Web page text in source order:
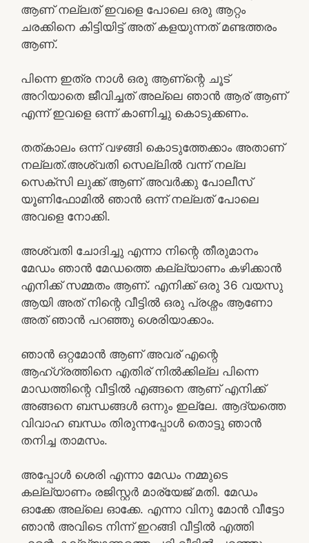
ആണ് നല്ലത് ഇവളെ പോലെ ഒരു ആറ്റം
ചരക്കിനെ കിട്ടിയിട്ട് അത് കളയുന്നത് മണ്ടത്തരം
ആണ്.
പിന്നെ ഇത്ര നാൾ ഒരു ആണ്ന്റെ ചൂട്
അറിയാതെ ജീവിച്ചത് അല്ലെ ഞാൻ ആര് ആണ്
എന്ന് ഇവളെ ഒന്ന് കാണിച്ചു കൊടുക്കണം.
തത്കാലം ഒന്ന് വഴങ്ങി കൊടുത്തേക്കാം അതാണ്
നല്ലത്.അശ്വതി സെല്ലിൽ വന്ന് നല്ല
സെക്സി ലുക്ക്‌ ആണ് അവർക്കു പോലീസ്
യൂണിഫോമിൽ ഞാൻ ഒന്ന് നല്ലത് പോലെ
അവളെ നോക്കി.
അശ്വതി ചോദിച്ചു എന്നാ നിന്റെ തീരുമാനം
മേഡം ഞാൻ മേഡത്തെ കല്ല്യാണം കഴിക്കാൻ
എനിക്ക് സമ്മതം ആണ്. എനിക്ക് ഒരു 36 വയസു
ആയി അത് നിന്റെ വീട്ടിൽ ഒരു പ്രശ്നം ആണോ
അത് ഞാൻ പറഞ്ഞു ശെരിയാക്കാം.
ഞാൻ ഒറ്റമോൻ ആണ് അവര് എന്റെ
ആഹ്ഗ്രത്തിനെ എതിര് നിൽക്കില്ല പിന്നെ
മാഡത്തിന്റെ വീട്ടിൽ എങ്ങനെ ആണ് എനിക്ക്
അങ്ങനെ ബന്ധങ്ങൾ ഒന്നും ഇല്ലേ. ആദ്യത്തെ
വിവാഹ ബന്ധം തിരുന്നപ്പോൾ തൊട്ടു ഞാൻ
തനിച്ച താമസം.
അപ്പോൾ ശെരി എന്നാ മേഡം നമ്മുടെ
കല്ല്യാണം രജിസ്റ്റർ മാര്യേജ് മതി. മേഡം
ഓക്കേ അല്ലെ ഓക്കേ. എന്നാ വിനു മോൻ വീട്ടോ
ഞാൻ അവിടെ നിന്ന് ഇറങ്ങി വീട്ടിൽ എത്തി